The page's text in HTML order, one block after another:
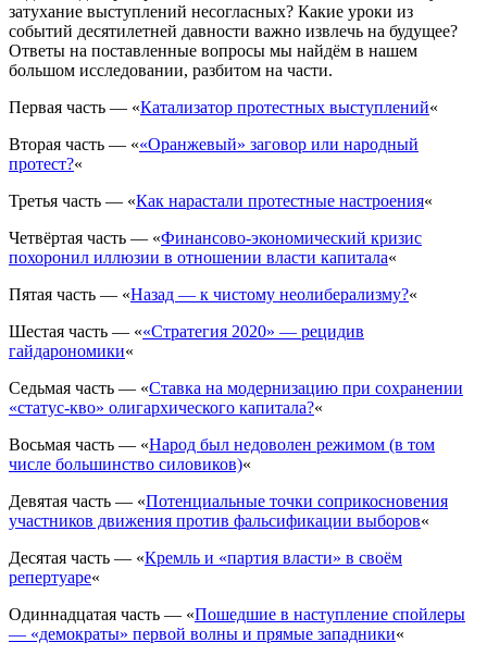
затухание выступлений несогласных? Какие уроки из
событий десятилетней давности важно извлечь на будущее?
Ответы на поставленные вопросы мы найдём в нашем
большом исследовании, разбитом на части.
Первая часть — «Катализатор протестных выступлений«
Вторая часть — ««Оранжевый» заговор или народный
протест?«
Третья часть — «Как нарастали протестные настроения«
Четвёртая часть — «Финансово-экономический кризис
похоронил иллюзии в отношении власти капитала«
Пятая часть — «Назад — к чистому неолиберализму?«
Шестая часть — ««Стратегия 2020» — рецидив
гайдарономики«
Седьмая часть — «Ставка на модернизацию при сохранении
«статус-кво» олигархического капитала?«
Восьмая часть — «Народ был недоволен режимом (в том
числе большинство силовиков)«
Девятая часть — «Потенциальные точки соприкосновения
участников движения против фальсификации выборов«
Десятая часть — «Кремль и «партия власти» в своём
репертуаре«
Одиннадцатая часть — «Пошедшие в наступление спойлеры
— «демократы» первой волны и прямые западники«